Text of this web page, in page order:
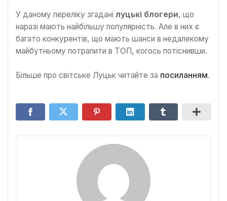
У даному переліку згадані луцькі блогери, що
наразі мають найбільшу популярність. Але в них є
багато конкурентів, що мають шанси в недалекому
майбутньому потрапити в ТОП, когось потіснивши.
Більше про світське Луцьк читайте за посиланням.